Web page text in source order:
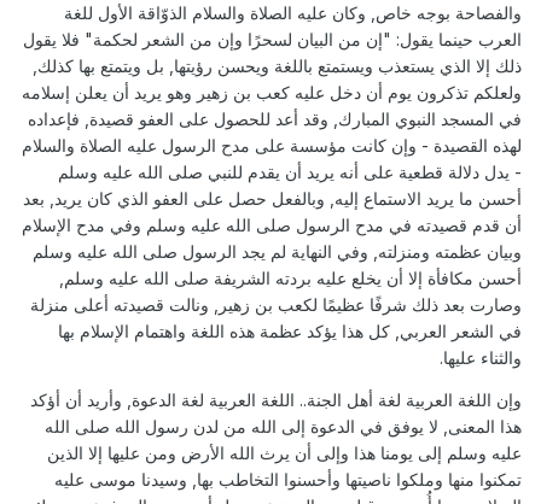
والفصاحة بوجه خاص, وكان عليه الصلاة والسلام الذوّاقة الأول للغة
العرب حينما يقول: "إن من البيان لسحرًا وإن من الشعر لحكمة" فلا يقول
ذلك إلا الذي يستعذب ويستمتع باللغة ويحسن رؤيتها, بل ويتمتع بها كذلك,
ولعلكم تذكرون يوم أن دخل عليه كعب بن زهير وهو يريد أن يعلن إسلامه
في المسجد النبوي المبارك, وقد أعد للحصول على العفو قصيدة, فإعداده
لهذه القصيدة - وإن كانت مؤسسة على مدح الرسول عليه الصلاة والسلام
- يدل دلالة قطعية على أنه يريد أن يقدم للنبي صلى الله عليه وسلم
أحسن ما يريد الاستماع إليه, وبالفعل حصل على العفو الذي كان يريد, بعد
أن قدم قصيدته في مدح الرسول صلى الله عليه وسلم وفي مدح الإسلام
وبيان عظمته ومنزلته, وفي النهاية لم يجد الرسول صلى الله عليه وسلم
أحسن مكافأة إلا أن يخلع عليه بردته الشريفة صلى الله عليه وسلم,
وصارت بعد ذلك شرفًا عظيمًا لكعب بن زهير, ونالت قصيدته أعلى منزلة
في الشعر العربي, كل هذا يؤكد عظمة هذه اللغة واهتمام الإسلام بها
والثناء عليها.
وإن اللغة العربية لغة أهل الجنة.. اللغة العربية لغة الدعوة, وأريد أن أؤكد
هذا المعنى, لا يوفق في الدعوة إلى الله من لدن رسول الله صلى الله
عليه وسلم إلى يومنا هذا وإلى أن يرث الله الأرض ومن عليها إلا الذين
تمكنوا منها وملكوا ناصيتها وأحسنوا التخاطب بها, وسيدنا موسى عليه